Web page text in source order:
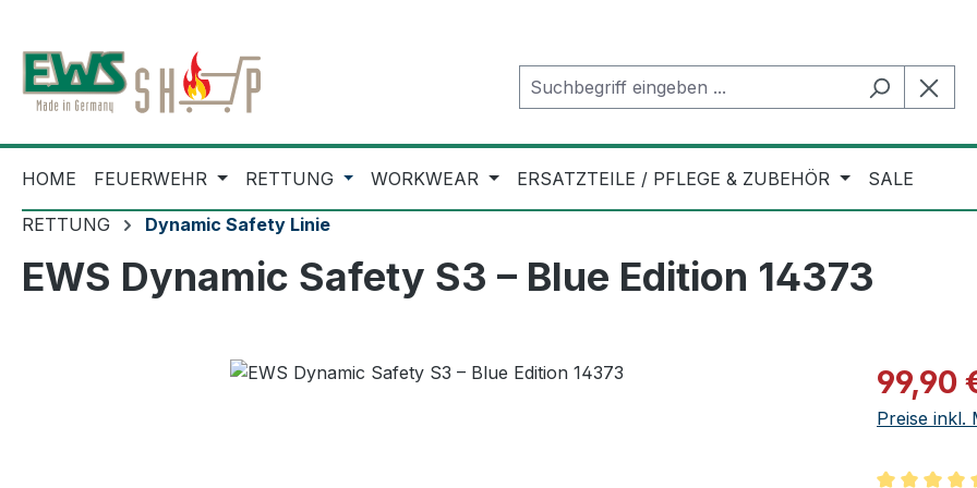
HOME FEUERWEHR RETTUNG WORKWEAR ERSATZTEILE / PFLEGE & ZUBEHÖR SALE
RETTUNG Dynamic Safety Linie
EWS Dynamic Safety S3 – Blue Edition 14373
99,90
Preise inkl.